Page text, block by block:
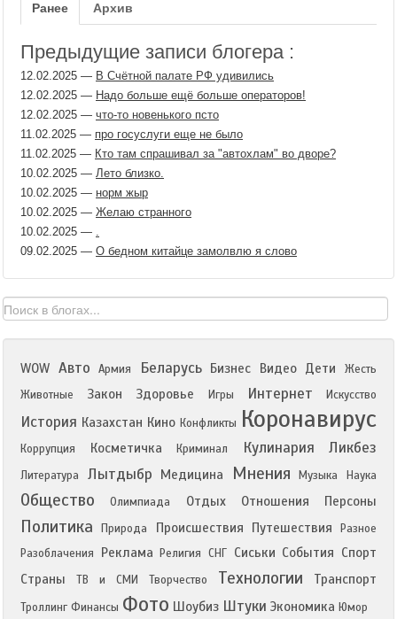
Ранее Архив
Предыдущие записи блогера :
12.02.2025 — В Счётной палате РФ удивились
12.02.2025 — Надо больше ещё больше операторов!
12.02.2025 — что-то новенького псто
11.02.2025 — про госуслуги еще не было
11.02.2025 — Кто там спрашивал за "автохлам" во дворе?
10.02.2025 — Лето близко.
10.02.2025 — норм жыр
10.02.2025 — Желаю странного
10.02.2025 — .
09.02.2025 — О бедном китайце замолвлю я слово
WOW Авто Армия Беларусь Бизнес Видео Дети
Жесть
Животные
Закон Здоровье Игры Интернет Искусство
История Казахстан Кино Конфликты Коронавирус
Коррупция Косметичка Криминал Кулинария Ликбез
Литература Лытдыбр Медицина Мнения Музыка Наука
Общество Олимпиада Отдых Отношения Персоны
Политика Природа Происшествия Путешествия
Разное
Разоблачения
Реклама Религия СНГ Сиськи События Спорт
Страны
ТВ и СМИ Творчество Технологии Транспорт
Троллинг Финансы Фото Шоубиз Штуки Экономика Юмор